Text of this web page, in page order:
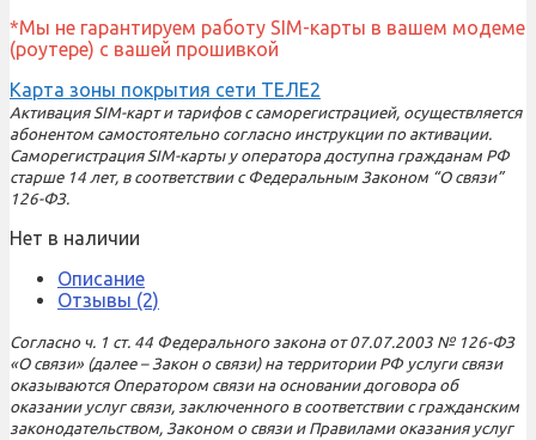
*Мы не гарантируем работу SIM-карты в вашем модеме
(роутере) с вашей прошивкой
Карта зоны покрытия сети ТЕЛЕ2
Активация SIM-карт и тарифов с саморегистрацией, осуществляется
абонентом самостоятельно согласно инструкции по активации.
Саморегистрация SIM-карты у оператора доступна гражданам РФ
старше 14 лет, в соответствии с Федеральным Законом “О связи”
126-ФЗ.
Нет в наличии
Описание
Отзывы (2)
Согласно ч. 1 ст. 44 Федерального закона от 07.07.2003 № 126-ФЗ
«О связи» (далее – Закон о связи) на территории РФ услуги связи
оказываются Оператором связи на основании договора об
оказании услуг связи, заключенного в соответствии с гражданским
законодательством, Законом о связи и Правилами оказания услуг